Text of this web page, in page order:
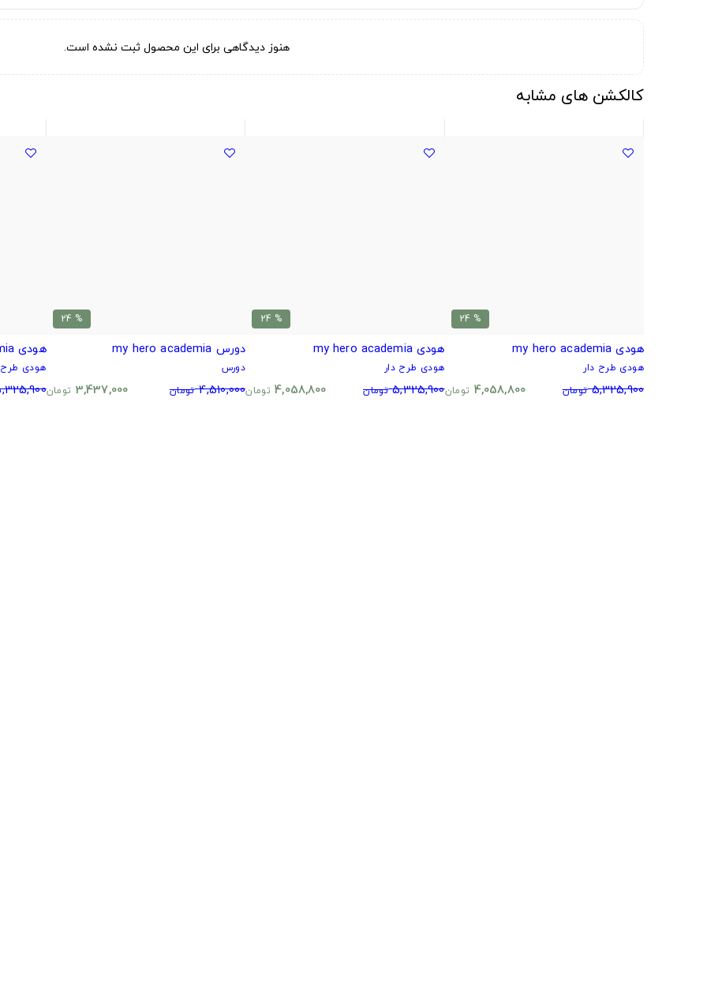
هنوز دیدگاهی برای این محصول ثبت نشده است.
کالکشن های مشابه
% 24
هودی my hero academia
هودی طرح دار
5,325,900 تومان 4,058,800 تومان
% 24
هودی my hero academia
هودی طرح دار
5,325,900 تومان 4,058,800 تومان
% 24
دورس my hero academia
دورس
4,510,000 تومان 3,437,000 تومان
هودی my hero academia
هودی طرح